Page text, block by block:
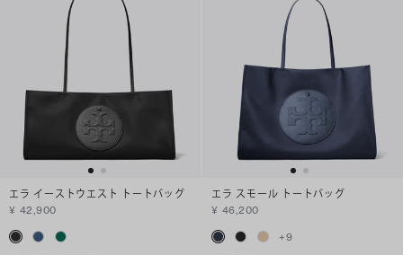
エラ イーストウエスト トートバッグ
¥ 42,900
エラ スモール トートバッグ
¥ 46,200
+9